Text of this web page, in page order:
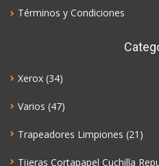
Términos y Condiciones
Xerox (34)
Varios (47)
Trapeadores Limpiones (21)
Tijeras Cortapapel Cuchilla